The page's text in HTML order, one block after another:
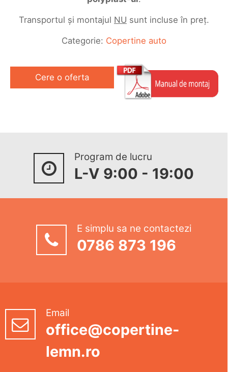
Transportul și montajul NU sunt incluse în preț.
Categorie: Copertine auto
Cere o oferta
Program de lucru
L-V 9:00 - 19:00
E simplu sa ne contactezi
0786 873 196
Email
office@copertine-
lemn.ro